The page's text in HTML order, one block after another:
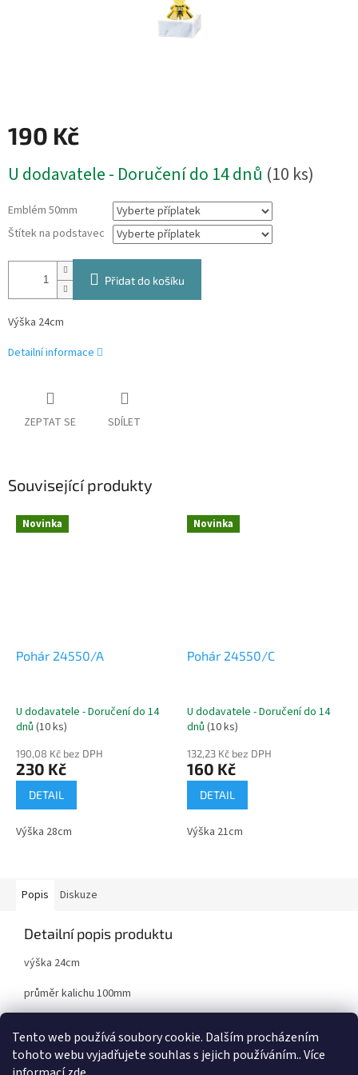
Tento web používá soubory cookie. Dalším procházením
tohoto webu vyjadřujete souhlas s jejich používáním.. Více
190 Kč
cena:
U dodavatele - Doručení do 14 dnů (10 ks)
Emblém 50mm
Štítek na podstavec
Přidat do košíku
Výška 24cm
Detailní informace
ZEPTAT SE SDÍLET
Související produkty
Novinka
Pohár 24550/A
U dodavatele - Doručení do 14
dnů (10 ks)
190,08 Kč bez DPH
230 Kč
DETAIL
Výška 28cm
Novinka
Pohár 24550/C
U dodavatele - Doručení do 14
dnů (10 ks)
132,23 Kč bez DPH
160 Kč
DETAIL
Výška 21cm
Popis Diskuze
Detailní popis produktu
výška 24cm
průměr kalichu 100mm